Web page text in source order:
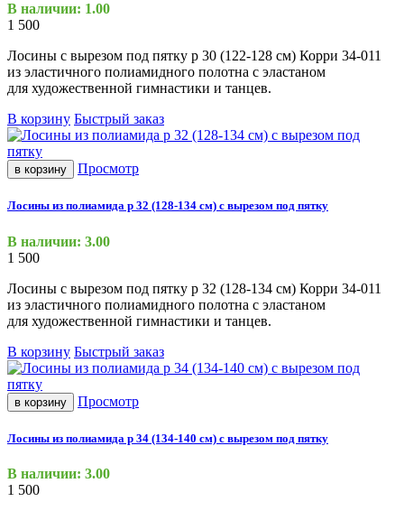
В наличии: 1.00
1 500
Лосины с вырезом под пятку р 30 (122-128 см) Корри 34-011
из эластичного полиамидного полотна с эластаном
для художественной гимнастики и танцев.
В корзину Быстрый заказ
в корзину Просмотр
Лосины из полиамида р 32 (128-134 см) с вырезом под пятку
В наличии: 3.00
1 500
Лосины с вырезом под пятку р 32 (128-134 см) Корри 34-011
из эластичного полиамидного полотна с эластаном
для художественной гимнастики и танцев.
В корзину Быстрый заказ
в корзину Просмотр
Лосины из полиамида р 34 (134-140 см) с вырезом под пятку
В наличии: 3.00
1 500